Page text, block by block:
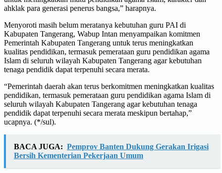
ahklak para generasi penerus bangsa,” harapnya.
Menyoroti masih belum meratanya kebutuhan guru PAI di
Kabupaten Tangerang, Wabup Intan menyampaikan komitmen
Pemerintah Kabupaten Tangerang untuk terus meningkatkan
kualitas pendidikan, termasuk pemerataan guru pendidikan agama
Islam di seluruh wilayah Kabupaten Tangerang agar kebutuhan
tenaga pendidik dapat terpenuhi secara merata.
“Pemerintah daerah akan terus berkomitmen meningkatkan kualitas
pendidikan, termasuk pemerataan guru pendidikan agama Islam di
seluruh wilayah Kabupaten Tangerang agar kebutuhan tenaga
pendidik dapat terpenuhi secara merata meskipun bertahap,”
ucapnya. (*/sul).
BACA JUGA: Pemprov Banten Dukung Gerakan Irigasi
Bersih Kementerian Pekerjaan Umum